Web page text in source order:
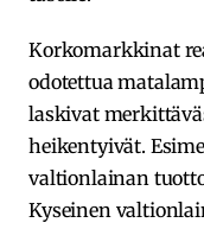
Korkomarkkinat
odotettua
laskivat
heikentyivät.
valtionlainan
Kyseinen